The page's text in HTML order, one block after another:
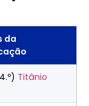
da
Titânio